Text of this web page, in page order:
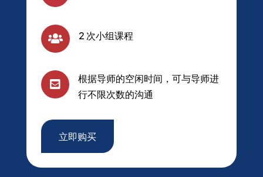
 2 次小组课程

根据导师的空闲时间，可与导师进
行不限次数的沟通
立即购买